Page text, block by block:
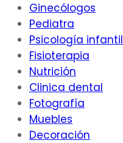
Ginecólogos
Pediatra
Psicología infantil
Fisioterapia
Nutrición
Clinica dental
Fotografía
Muebles
Decoración